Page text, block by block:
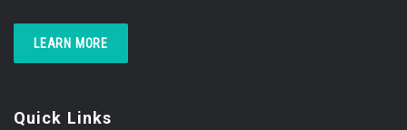
LEARN MORE
Quick Links